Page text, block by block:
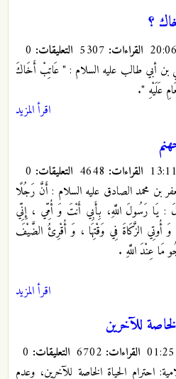
؟
القراءات: التعليقات:
بن أبي طالب عليه السلام : " عَاتِبْ‏ أَخَاكَ‏
عَلَيْهِ‏ ".
اقرأ المزيد
القراءات: التعليقات:
بن محمد الصادق عليه السلام ‏: أَنَّ رَجُلًا
: يَا رَسُولَ اللَّهِ، بِأَبِي أَنْتَ وَ أُمِّي ، إِنِّي
أُوتِي الزَّكَاةَ فِي وَقْتِهَا ، وَ أُقْرِئُ الضَّيْفَ
مَا عِنْدَ اللَّهِ .
اقرأ المزيد
للآخرين
القراءات: التعليقات:
احترام الحياة الخاصة للآخرين، وعدم